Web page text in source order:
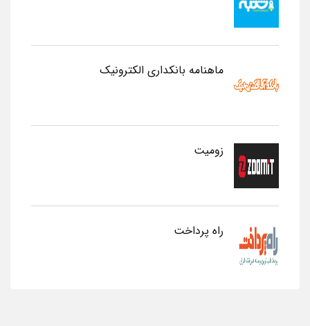
ماهنامه بانکداری الکترونیک
زومیت
راه پرداخت